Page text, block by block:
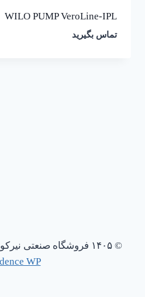
WILO PUMP VeroLine-IPL
تماس بگیرید
© ۱۴۰۵ فروشگاه صنعتی نیرکو - قالب وردپرس توسط
WP